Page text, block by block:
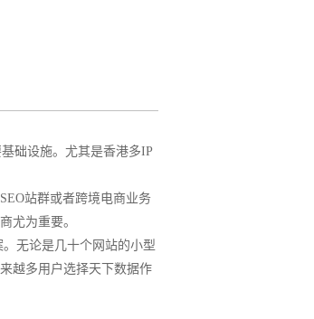
础设施。尤其是香港多IP
站群或者跨境电商业务
尤为重要。
无论是几十个网站的小型
越多用户选择天下数据作